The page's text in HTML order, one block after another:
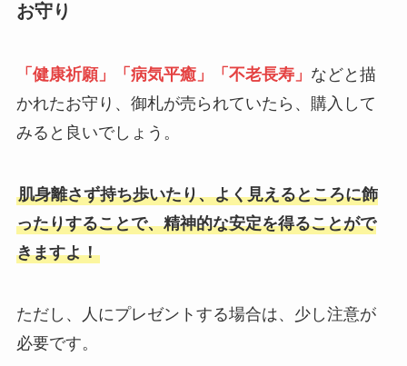
お守り
「健康祈願」「病気平癒」「不老長寿」 などと描
かれたお守り、御札が売られていたら、購入して
みると良いでしょう。
肌身離さず持ち歩いたり、よく見えるところに飾
ったりすることで、精神的な安定を得ることがで
きますよ！
ただし、人にプレゼントする場合は、少し注意が
必要です。